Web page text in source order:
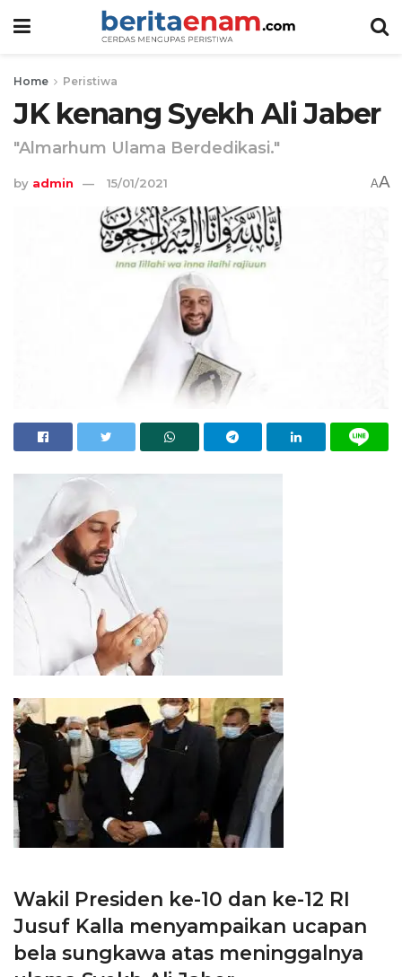
Home Peristiwa
JK kenang Syekh Ali Jaber
"Almarhum Ulama Berdedikasi."
by admin 15/01/2021 AA
Wakil Presiden ke-10 dan ke-12 RI
Jusuf Kalla menyampaikan ucapan
bela sungkawa atas meninggalnya